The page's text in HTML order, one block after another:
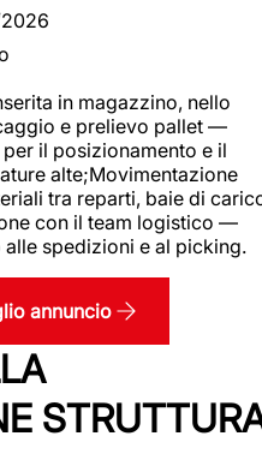
in magazzino, nello
e prelievo pallet —
il posizionamento e il
alte;Movimentazione
tra reparti, baie di
con il team logistico —
spedizioni e al picking.
annuncio